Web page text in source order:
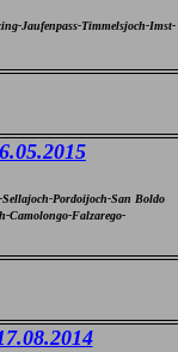
Jaufenpass-Timmelsjoch-Imst-
Pordoijoch-San Boldo
Camolongo-Falzarego-
.08.2014